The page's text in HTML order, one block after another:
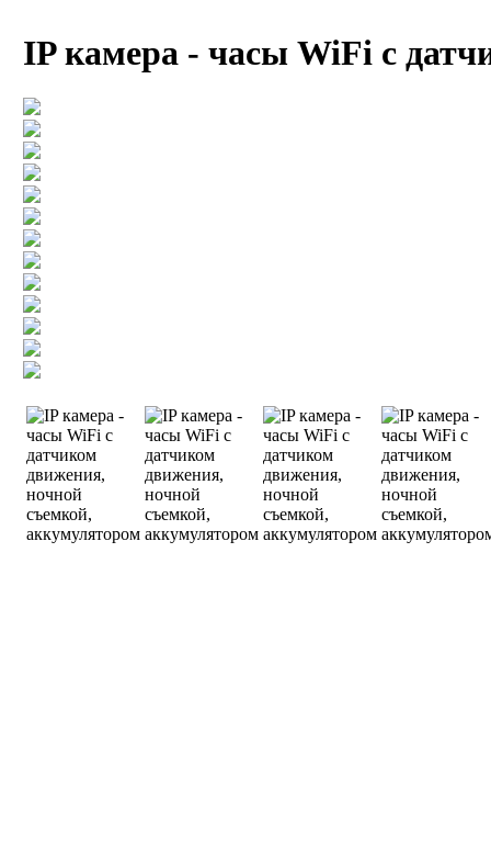
IP камера - часы WiFi с